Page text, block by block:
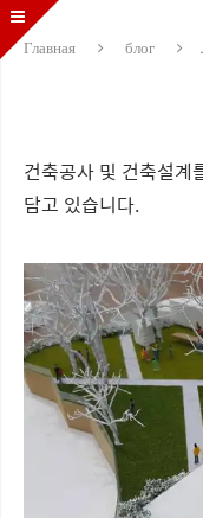
Главная блог
건축공사 및 건축설계
담고 있습니다.